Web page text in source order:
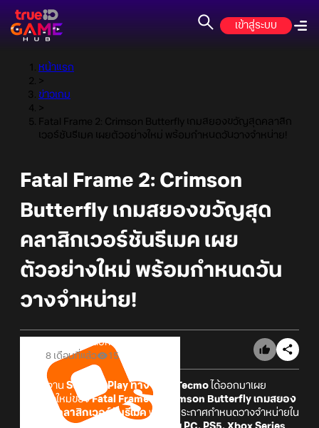
เข้าสู่ระบบ
หน้าแรก
>
ข่าวเกม
>
Fatal Frame 2: Crimson Butterfly เกมสยองขวัญสุดคลาสิก
เวอร์ชันรีเมค เผยตัวอย่างใหม่ พร้อมกำหนดวันวางจำหน่าย!
Fatal Frame 2: Crimson
Butterfly เกมสยองขวัญสุด
คลาสิกเวอร์ชันรีเมค เผย
ตัวอย่างใหม่ พร้อมกำหนดวัน
วางจำหน่าย!
Online Station
8 เดือนที่แล้ว
15
ภายในงาน State of Play ทาง Koei Tecmo ได้ออกมาเผย
ตัวอย่างใหม่ของFatal Frame 2: Crimson Butterfly เกมสยอง
ขวัญสุดคลาสิกเวอร์ชันรีเมค พร้อมประกาศกำหนดวางจำหน่ายใน